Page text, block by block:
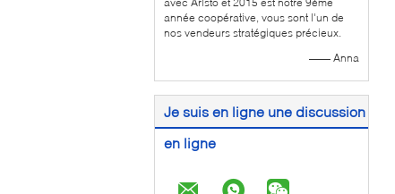
année coopérative, vous sont l'un de
nos vendeurs stratégiques précieux.
—— Anna
Je suis en ligne une discussion
en ligne